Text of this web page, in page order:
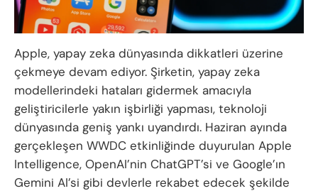
Apple, yapay zeka dünyasında dikkatleri üzerine
çekmeye devam ediyor. Şirketin, yapay zeka
modellerindeki hataları gidermek amacıyla
geliştiricilerle yakın işbirliği yapması, teknoloji
dünyasında geniş yankı uyandırdı. Haziran ayında
gerçekleşen WWDC etkinliğinde duyurulan Apple
Intelligence, OpenAI’nin ChatGPT’si ve Google’ın
Gemini AI’si gibi devlerle rekabet edecek şekilde